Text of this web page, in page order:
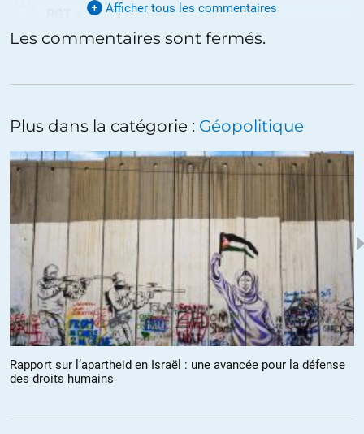
04.03.2022 à 10h54
Je reste pantois devant un tel déferlement de haine à l’égard de la
l’ogre mangeur d’enfants pour faire diversion et masquer le fait
qu’actuellement il se gave des cadavres des petits ukrainiens en
ignorant l’indignation de la communauté internationale horrifiée.
obama //
qua fait tu des enfants palestiniens qui souffrent depuis 1948 ..
+4 ALERTER
Aérosol//07.03.2022 à 00h39
La loi de Poe vient une fois de plus de se confirmer. Sérieux.
Afficher tous les commentaires
Les commentaires sont fermés.
Plus dans la catégorie : Géopolitique
Rapport sur l’apartheid en Israël : une avancée pour la défense
des droits humains